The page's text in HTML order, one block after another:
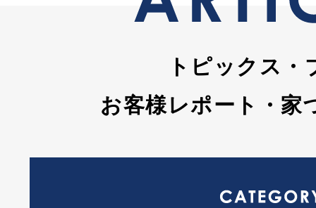
トピックス・
お客様レポート・家